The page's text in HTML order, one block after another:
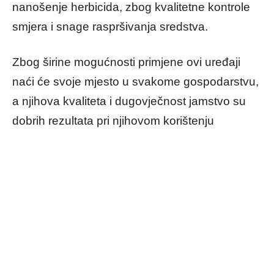
nanošenje herbicida, zbog kvalitetne kontrole
smjera i snage raspršivanja sredstva.
Zbog širine mogućnosti primjene ovi uređaji
naći će svoje mjesto u svakome gospodarstvu,
a njihova kvaliteta i dugovječnost jamstvo su
dobrih rezultata pri njihovom korištenju